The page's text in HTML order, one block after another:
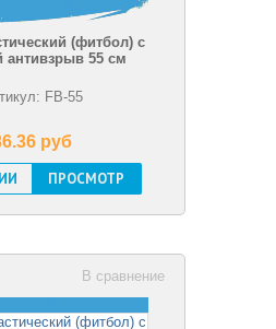
(фитбол) с
антивзрыв 55 см
FB-55
pуб
ПРОСМОТР
В сравнение